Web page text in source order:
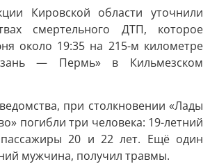
Кировской области уточнили
смертельного ДТП, которое
около 19:35 на 215-м километре
— Пермь» в Кильмезском
при столкновении «Лады
погибли три человека: 19-летний
20 и 22 лет. Ещё один
мужчина, получил травмы.